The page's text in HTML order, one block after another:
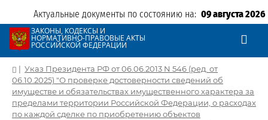
Актуальные документы по состоянию на: 09 августа 2026
ЗАКОНЫ, КОДЕКСЫ И
НОРМАТИВНО-ПРАВОВЫЕ АКТЫ
РОССИЙСКОЙ ФЕДЕРАЦИИ
| Указ Президента РФ от 06.06.2013 N 546 (ред. от
06.10.2025) "О проверке достоверности сведений об
имуществе и обязательствах имущественного характера за
пределами территории Российской Федерации, о расходах
по каждой сделке по приобретению объектов